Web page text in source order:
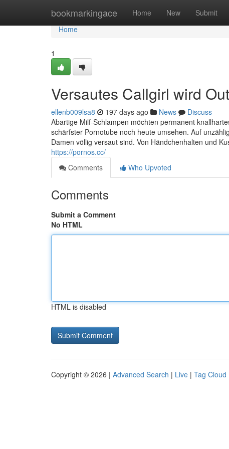
bookmarkingace Home New Submit
Home
Home
1
Versautes Callgirl wird
ellenb009lsa8 197 days ago News
Discuss
Abartige Milf-Schlampen möchten permanent
schärfster Pornotube noch heute umsehen. Auf
Damen völlig versaut sind. Von Händchenhalten und
https://pornos.cc/
Comments
Who Upvoted
Comments
Submit a Comment
No HTML
HTML is disabled
Copyright © 2026 | Advanced Search | Live | Tag Cloud